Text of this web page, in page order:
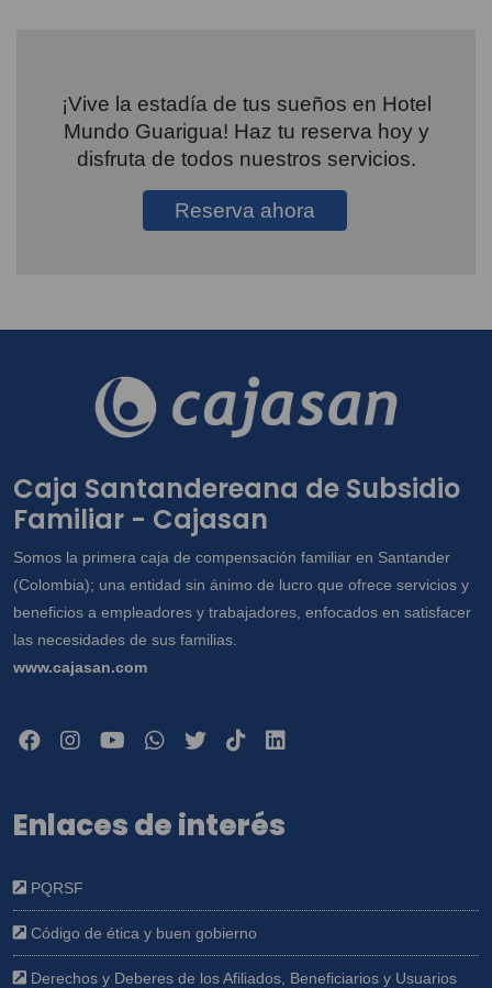
¡Vive la estadía de tus sueños en Hotel
Mundo Guarigua! Haz tu reserva hoy y
disfruta de todos nuestros servicios.
Reserva ahora
Caja Santandereana de Subsidio
Familiar - Cajasan
Somos la primera caja de compensación familiar en Santander
(Colombia); una entidad sin ánimo de lucro que ofrece servicios y
beneficios a empleadores y trabajadores, enfocados en satisfacer
las necesidades de sus familias.
www.cajasan.com
Enlaces de interés
PQRSF
Código de ética y buen gobierno
Derechos y Deberes de los Afiliados, Beneficiarios y Usuarios